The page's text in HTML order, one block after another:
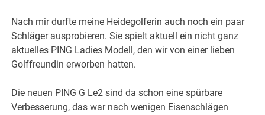
Nach mir durfte meine Heidegolferin auch noch ein paar
Schläger ausprobieren. Sie spielt aktuell ein nicht ganz
aktuelles PING Ladies Modell, den wir von einer lieben
Golffreundin erworben hatten.
Die neuen PING G Le2 sind da schon eine spürbare
Verbesserung, das war nach wenigen Eisenschlägen